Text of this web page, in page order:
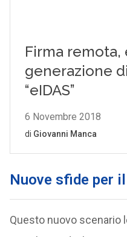
Nuove sfide per
Questo nuovo scenario